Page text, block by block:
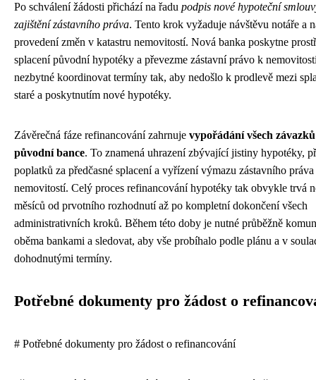
Po schválení žádosti přichází na řadu podpis nové hypoteční
zajištění zástavního práva. Tento krok vyžaduje návštěvu notáře a
provedení změn v katastru nemovitostí. Nová banka poskytne
splacení původní hypotéky a převezme zástavní právo k
nezbytné koordinovat termíny tak, aby nedošlo k prodlevě mezi
staré a poskytnutím nové hypotéky.
Závěrečná fáze refinancování zahrnuje vypořádání všech
původní bance. To znamená uhrazení zbývající jistiny hypotéky,
poplatků za předčasné splacení a vyřízení výmazu zástavního práva
nemovitostí. Celý proces refinancování hypotéky tak obvykle trvá
měsíců od prvotního rozhodnutí až po kompletní dokončení všech
administrativních kroků. Během této doby je nutné průběžně
oběma bankami a sledovat, aby vše probíhalo podle plánu a v
dohodnutými termíny.
Potřebné dokumenty pro žádost o
# Potřebné dokumenty pro žádost o refinancování